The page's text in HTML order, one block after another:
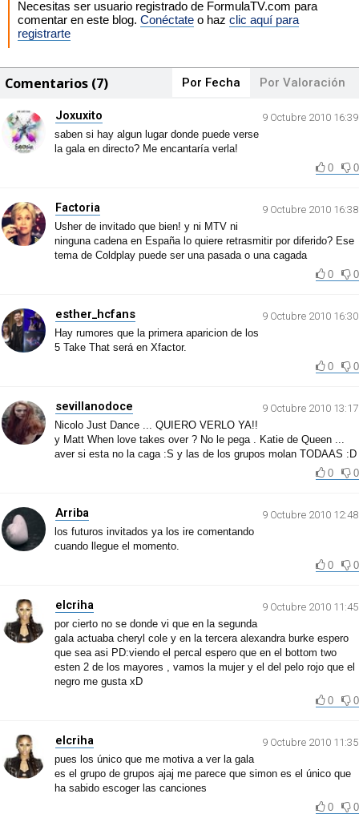
Necesitas ser usuario registrado de FormulaTV.com para
comentar en este blog. Conéctate o haz clic aquí para
registrarte
Comentarios (7) Por Fecha Por Valoración
Joxuxito
9 Octubre 2010 16:39
saben si hay algun lugar donde puede verse
la gala en directo? Me encantaría verla!
0
0
Factoria
9 Octubre 2010 16:38
Usher de invitado que bien! y ni MTV ni
ninguna cadena en España lo quiere retrasmitir por diferido? Ese
tema de Coldplay puede ser una pasada o una cagada
0
0
esther_hcfans
9 Octubre 2010 16:30
Hay rumores que la primera aparicion de los
5 Take That será en Xfactor.
0
0
sevillanodoce
9 Octubre 2010 13:17
Nicolo Just Dance ... QUIERO VERLO YA!!
y Matt When love takes over ? No le pega . Katie de Queen ...
aver si esta no la caga :S y las de los grupos molan TODAAS :D
0
0
Arriba
9 Octubre 2010 12:48
los futuros invitados ya los ire comentando
cuando llegue el momento.
0
0
elcriha
9 Octubre 2010 11:45
por cierto no se donde vi que en la segunda
gala actuaba cheryl cole y en la tercera alexandra burke espero
que sea asi PD:viendo el percal espero que en el bottom two
esten 2 de los mayores , vamos la mujer y el del pelo rojo que el
negro me gusta xD
0
0
elcriha
9 Octubre 2010 11:35
pues los único que me motiva a ver la gala
es el grupo de grupos ajaj me parece que simon es el único que
ha sabido escoger las canciones
0
0